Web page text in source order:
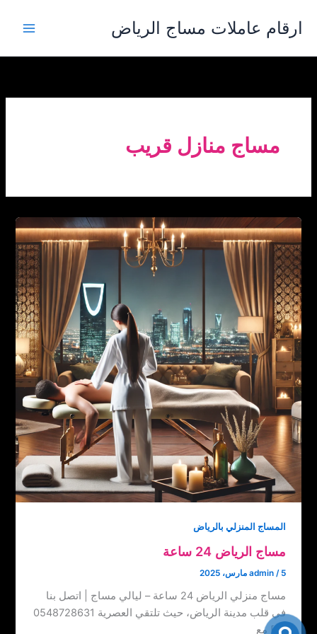
المحتوى
ارقام عاملات مساج الرياض
مساج منازل قريب
المساج المنزلي بالرياض
مساج الرياض 24 ساعة
admin / 5 مارس، 2025
مساج منزلي الرياض 24 ساعة – ليالي مساج | اتصل بنا
‏‪0548728631 في قلب مدينة الرياض، حيث تلتقي العصرية
مع […]